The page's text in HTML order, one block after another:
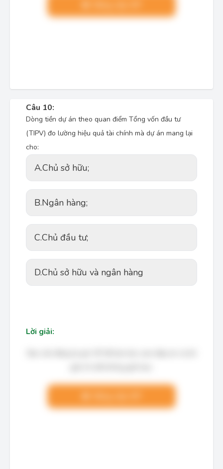
Câu 10:
Dòng tiền dự án theo quan điểm Tổng vốn đầu tư
(TIPV) đo lường hiệu quả tài chính mà dự án mang lại
cho:
A.Chủ sở hữu;
B.Ngân hàng;
C.Chủ đầu tư;
D.Chủ sở hữu và ngân hàng
Lời giải: